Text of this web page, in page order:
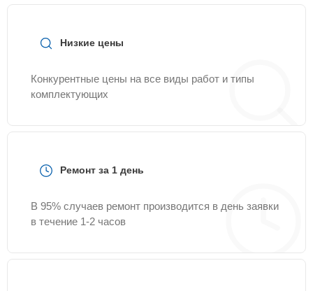
Низкие цены
Конкурентные цены на все виды работ и типы
комплектующих
Ремонт за 1 день
В 95% случаев ремонт производится в день заявки
в течение 1-2 часов